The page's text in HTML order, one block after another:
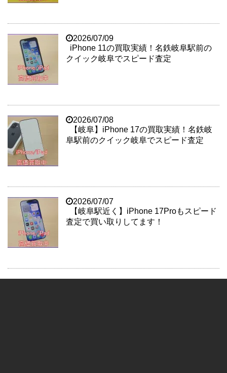
2026/07/09
iPhone 11の買取実績！名鉄岐阜駅前の
クイック岐阜でスピード査定
2026/07/08
【岐阜】iPhone 17の買取実績！名鉄岐
阜駅前のクイック岐阜でスピード査定
2026/07/07
【岐阜駅近く】iPhone 17Proもスピード
査定で買い取りしてます！